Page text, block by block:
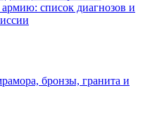
список диагнозов и
бронзы, гранита и